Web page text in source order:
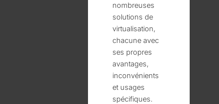
nombreuses
solutions de
virtualisation,
chacune avec
ses propres
avantages,
inconvénients
et usages
spécifiques.